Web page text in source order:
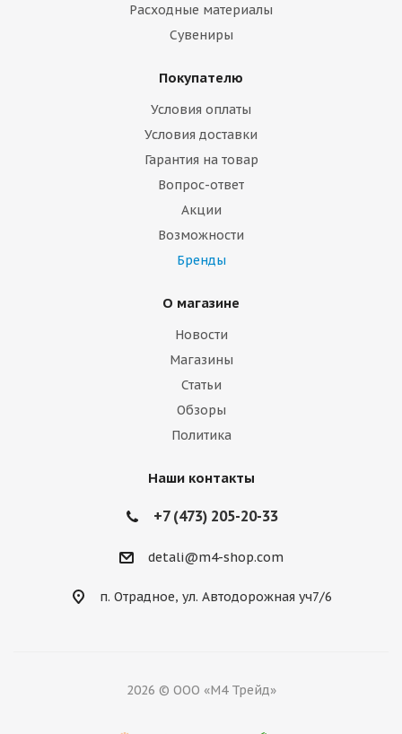
Расходные материалы
Сувениры
Покупателю
Условия оплаты
Условия доставки
Гарантия на товар
Вопрос-ответ
Акции
Возможности
Бренды
О магазине
Новости
Магазины
Статьи
Обзоры
Политика
Наши контакты
+7 (473) 205-20-33
detali@m4-shop.com
п. Отрадное, ул. Автодорожная уч7/6
2026 © ООО «М4 Трейд»